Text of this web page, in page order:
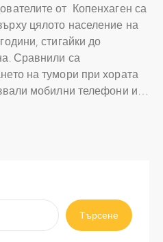
от Копенхаген са
цялото население на
стигайки до
Сравнили са
на тумори при хората
мобилни телефони и…
Търсене